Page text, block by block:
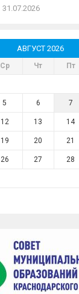
31.07.2026
АВГУСТ 2026
Ср Чт Пт
5 6 7
12 13 14
19 20 21
26 27 28